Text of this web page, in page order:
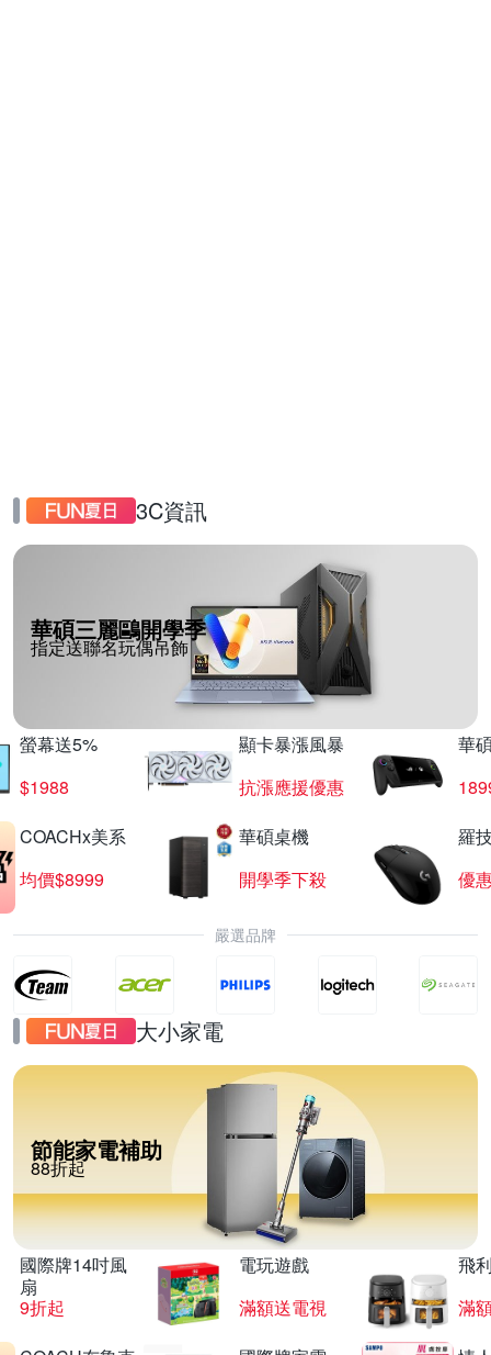
3C資訊
華碩三麗鷗開學季
指定送聯名玩偶吊飾
螢幕送5%
$1988
顯卡暴漲風暴
抗漲應援優惠
華
COACHx美系
均價$8999
華碩桌機
開學季下殺
羅
優
嚴選品牌
大小家電
節能家電補助
88折起
國際牌14吋風
扇
9折起
電玩遊戲
滿額送電視
飛
滿